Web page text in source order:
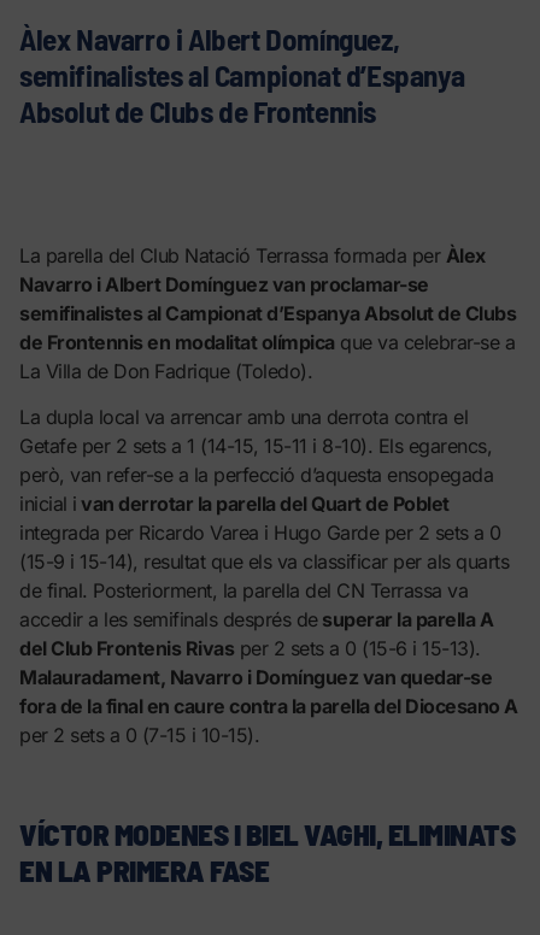
Àlex Navarro i Albert Domínguez,
semifinalistes al Campionat d’Espanya
Absolut de Clubs de Frontennis
La parella del Club Natació Terrassa formada per Àlex
Navarro i Albert Domínguez van proclamar-se
semifinalistes al Campionat d’Espanya Absolut de Clubs
de Frontennis en modalitat olímpica que va celebrar-se a
La Villa de Don Fadrique (Toledo).
La dupla local va arrencar amb una derrota contra el
Getafe per 2 sets a 1 (14-15, 15-11 i 8-10). Els egarencs,
però, van refer-se a la perfecció d’aquesta ensopegada
inicial i van derrotar la parella del Quart de Poblet
integrada per Ricardo Varea i Hugo Garde per 2 sets a 0
(15-9 i 15-14), resultat que els va classificar per als quarts
de final. Posteriorment, la parella del CN Terrassa va
accedir a les semifinals després desuperar la parella A
del Club Frontenis Rivas per 2 sets a 0 (15-6 i 15-13).
Malauradament, Navarro i Domínguez van quedar-se
fora de la final en caure contra la parella del Diocesano A
per 2 sets a 0 (7-15 i 10-15).
VÍCTOR MODENES I BIEL VAGHI, ELIMINATS
EN LA PRIMERA FASE